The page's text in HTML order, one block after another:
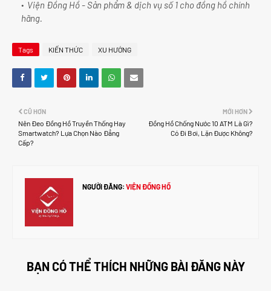
Viện Đồng Hồ - Sản phẩm & dịch vụ số 1 cho đồng hồ chính
hãng.
Tags KIẾN THỨC XU HƯỚNG
MỚI HƠN
Đồng Hồ Chống Nước 10 ATM Là Gì?
Có Đi Bơi, Lặn Được Không?
CŨ HƠN
Nên Đeo Đồng Hồ Truyền Thống Hay
Smartwatch? Lựa Chọn Nào Đẳng
Cấp?
NGƯỜI ĐĂNG: VIỆN ĐỒNG HỒ
BẠN CÓ THỂ THÍCH NHỮNG BÀI ĐĂNG NÀY